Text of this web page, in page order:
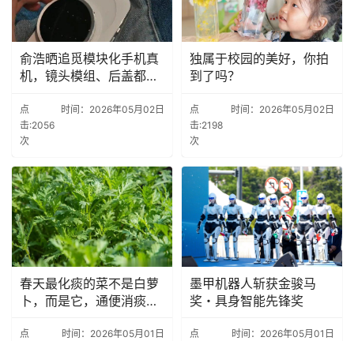
俞浩晒追觅模块化手机真
机，镜头模组、后盖都能
点
击:2056
次
时间：2026年05月02日
独属于校园的美好，你拍
到了吗？
点
击:2198
次
时间：2026年05月02日
春天最化痰的菜不是白萝
卜，而是它，通便消痰又
点
时间：2026年05月01日
墨甲机器人斩获金骏马
奖・具身智能先锋奖
点
时间：2026年05月01日